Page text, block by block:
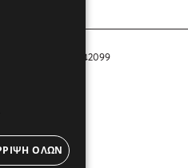
Μ.Η.Τ. 242099
Το Μανιφέστο
ΌΛΩΝ